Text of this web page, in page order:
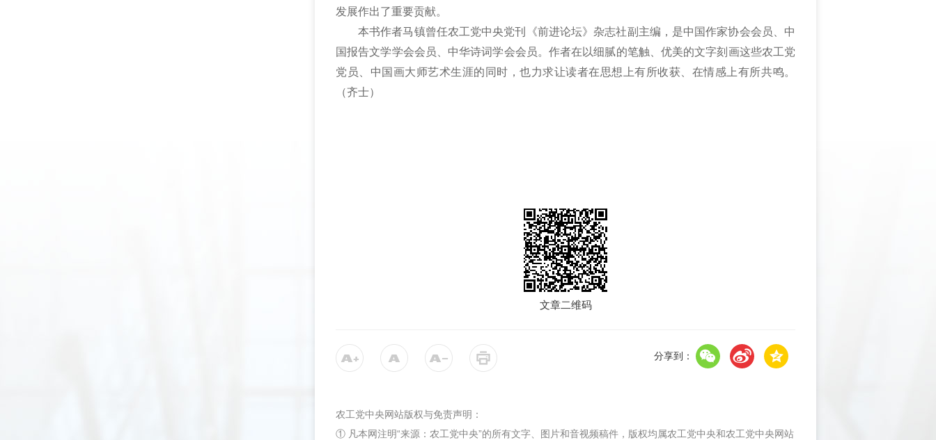
发展作出了重要贡献。
本书作者马镇曾任农工党中央党刊《前进论坛》 杂志社副主编，是中国作家协会会员、中
国报告文学学会会员
中华诗词学会会员。作者在 以细腻的笔触 优美的文字刻画这些农工党
党员、中国画大师艺术生涯的同时，也力求让读者在思想上有所收获、在情感 上有所共鸣。
（齐士）
文章二维码
分享到：
农工党中央网站版权与免责声明：
① 凡本网注明“来源：农工党中央”的所有文字、图片和音视频稿件，版权均属农工党中央和农工党中央网站